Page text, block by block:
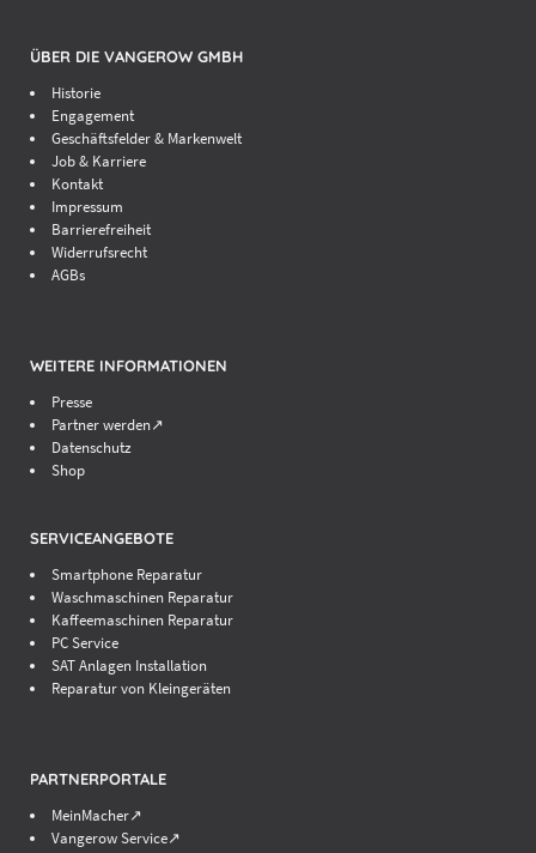
ÜBER DIE VANGEROW GMBH
Historie
Engagement
Geschäftsfelder & Markenwelt
Job & Karriere
Kontakt
Impressum
Barrierefreiheit
Widerrufsrecht
AGBs
WEITERE INFORMATIONEN
Presse
Partner werden↗
Datenschutz
Shop
SERVICEANGEBOTE
Smartphone Reparatur
Waschmaschinen Reparatur
Kaffeemaschinen Reparatur
PC Service
SAT Anlagen Installation
Reparatur von Kleingeräten
PARTNERPORTALE
MeinMacher↗
Vangerow Service↗